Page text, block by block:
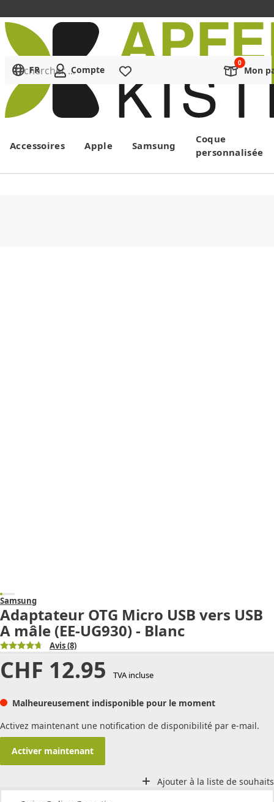
Menu
Rechercher ...
FR Compte Mon
Accessoires Apple Samsung
Coque
personnalisée
Samsung
Adaptateur OTG Micro USB vers USB
A mâle (EE-UG930) - Blanc
Avis(8)
CHF 12.95 TVA incluse
Malheureusement indisponible pour le moment
Activez maintenant une notification de disponibilité par e-mail.
Activer maintenant
Ajouter à la liste de souhaits